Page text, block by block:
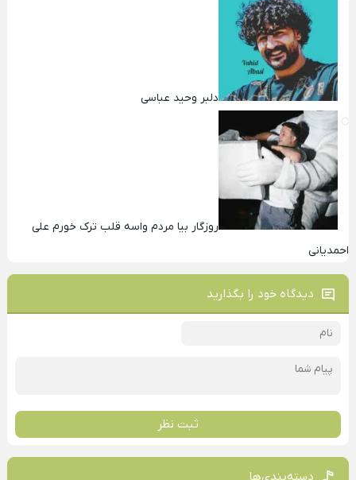
دلبر وحید عباسی
روزگار بیا مردم واسه قلب ترک خورم علی
احمدیانی
دیدگاه خود را بگذارید
ثبت نظر
دسته‌بندی‌ها